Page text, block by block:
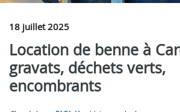
18 juillet 2025
Location de benne à
gravats, déchets verts,
encombrants